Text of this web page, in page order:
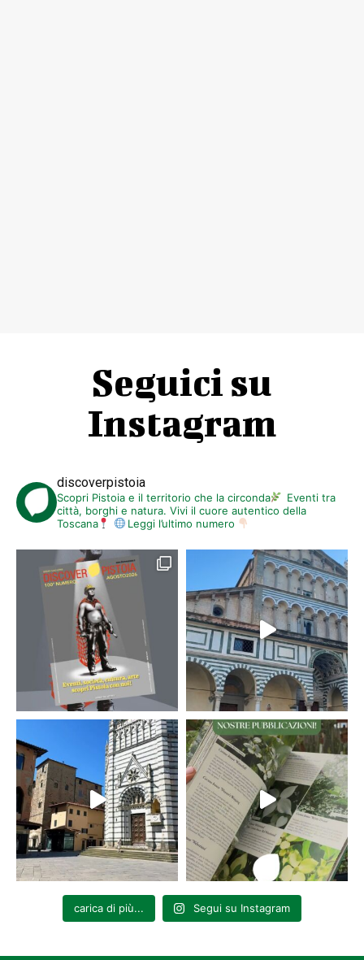
Seguici su
Instagram
discoverpistoia
Scopri Pistoia e il territorio che la circonda
Eventi tra
città, borghi e natura. Vivi il cuore autentico della
Toscana
Leggi l’ultimo numero
carica di più... Segui su Instagram